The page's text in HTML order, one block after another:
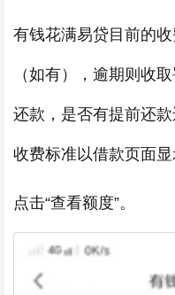
有钱花满易贷目前的
（如有），逾期则收
还款，是否有提前还
收费标准以借款页面显
点击“查看额度”。